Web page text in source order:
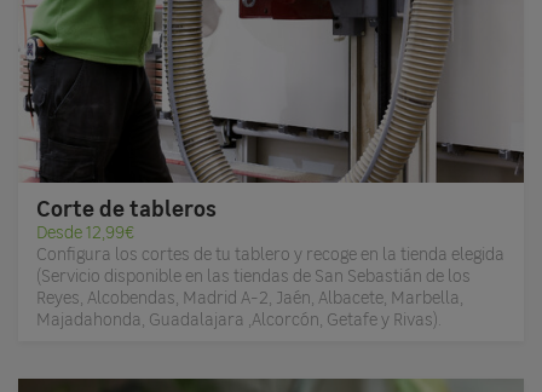
Corte de tableros
Desde 12,99€
Configura los cortes de tu tablero y recoge en la tienda elegida
(Servicio disponible en las tiendas de San Sebastián de los
Reyes, Alcobendas, Madrid A-2, Jaén, Albacete, Marbella,
Majadahonda, Guadalajara ,Alcorcón, Getafe y Rivas).